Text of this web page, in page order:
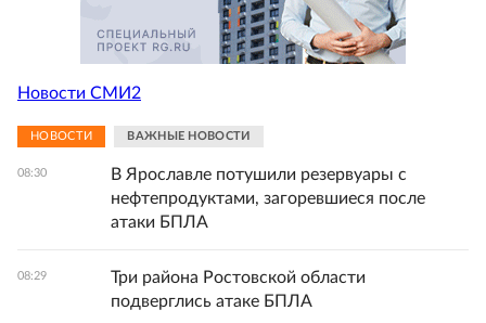
Новости СМИ2
НОВОСТИ ВАЖНЫЕ НОВОСТИ
08:30
В Ярославле потушили резервуары с
нефтепродуктами, загоревшиеся после
атаки БПЛА
08:29
Три района Ростовской области
подверглись атаке БПЛА